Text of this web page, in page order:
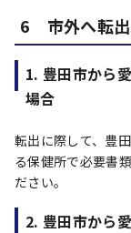
6 市外へ転出
1. 豊田市から
場合
転出に際して、豊
る保健所で必要書
ださい。
2. 豊田市から